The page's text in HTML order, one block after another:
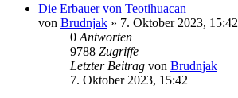
Die Erbauer von Teotihuacan
von Brudnjak » 7. Oktober 2023, 15:42
0 Antworten
9788 Zugriffe
Letzter Beitrag von Brudnjak
7. Oktober 2023, 15:42